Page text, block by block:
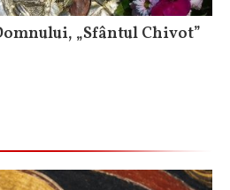
„Sfântul Chivot”